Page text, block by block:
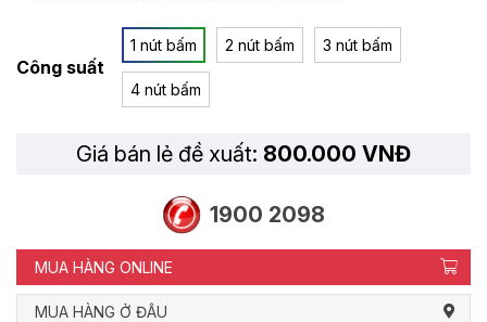
Công suất
1 nút bấm 2 nút bấm 3 nút bấm
4 nút bấm
Giá bán lẻ đề xuất: 800.000 VNĐ
1900 2098
MUA HÀNG ONLINE
MUA HÀNG Ở ĐÂU